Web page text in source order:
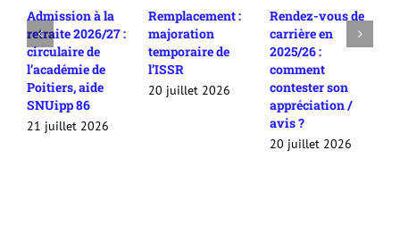
Admission à la
retraite 2026/27 :
circulaire de
l’académie de
Poitiers, aide
SNUipp 86
21 juillet 2026
Remplacement :
majoration
temporaire de
l’ISSR
20 juillet 2026
Rendez-vous de
carrière en
2025/26 :
comment
contester son
appréciation /
avis ?
20 juillet 2026